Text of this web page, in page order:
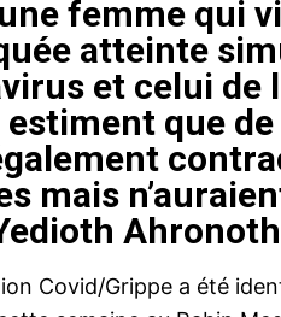
femme qui
atteinte
et celui de
que
mais
Covid/Grippe a été